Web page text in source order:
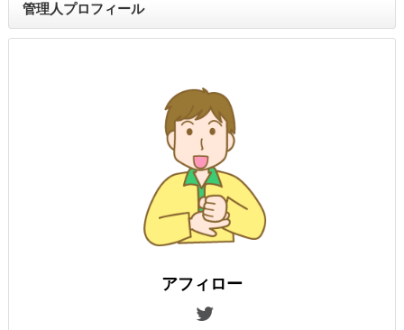
管理人プロフィール
アフィロー